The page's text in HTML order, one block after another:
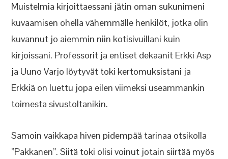
Muistelmia kirjoittaessani jätin oman sukunimeni
kuvaamisen ohella vähemmälle henkilöt, jotka olin
kuvannut jo aiemmin niin kotisivuillani kuin
kirjoissani. Professorit ja entiset dekaanit Erkki Asp
ja Uuno Varjo löytyvät toki kertomuksistani ja
Erkkiä on luettu jopa eilen viimeksi useammankin
toimesta sivustoltanikin.
Samoin vaikkapa hiven pidempää tarinaa otsikolla
”Pakkanen”. Siitä toki olisi voinut jotain siirtää myös